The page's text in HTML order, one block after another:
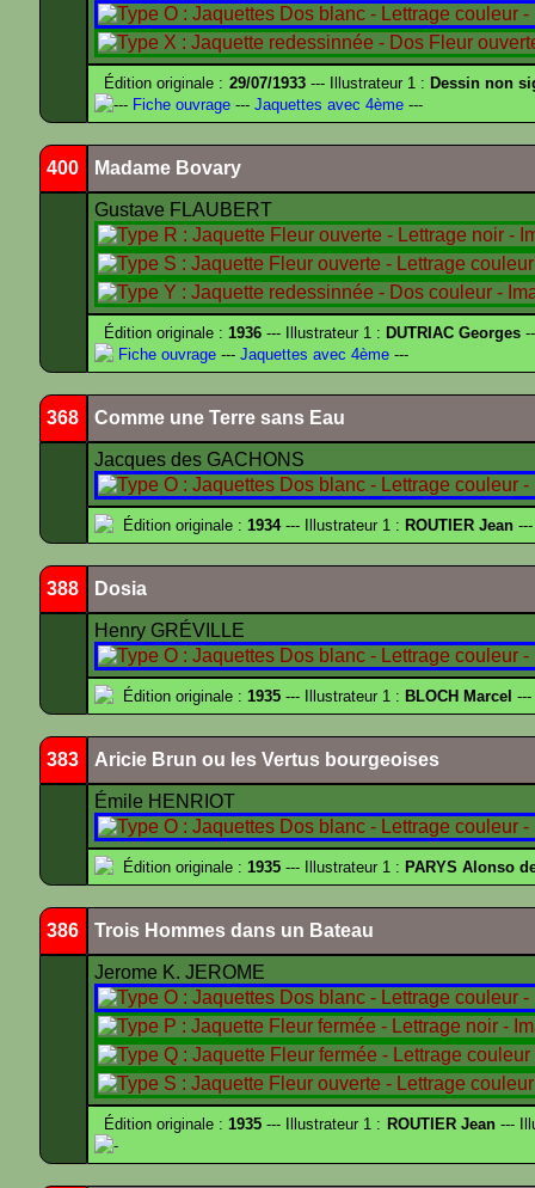
Édition originale : 29/07/1933--- Illustrateur 1 : Dessin non
--- Fiche ouvrage --- Jaquettes avec 4ème ---
400 Madame Bovary
Gustave FLAUBERT
Édition originale :1936 --- Illustrateur 1 : DUTRIAC Georges
Fiche ouvrage --- Jaquettes avec 4ème ---
368 Comme une Terre sans Eau
Jacques des GACHONS
Édition originale : 1934--- Illustrateur 1 : ROUTIER Jean ---
388 Dosia
Henry GRÉVILLE
Édition originale : 1935 --- Illustrateur 1 : BLOCH Marcel ---
383 Aricie Brun ou les Vertus bourgeoises
Émile HENRIOT
Édition originale : 1935 --- Illustrateur 1 : PARYS Alonso
386 Trois Hommes dans un Bateau
Jerome K. JEROME
Édition originale :1935 --- Illustrateur 1 : ROUTIER Jean---
-